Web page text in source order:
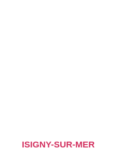
ISIGNY-SUR-MER